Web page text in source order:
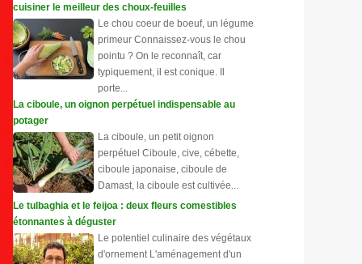
cuisiner le meilleur des choux-feuilles
Le chou coeur de boeuf, un légume
primeur Connaissez-vous le chou
pointu ? On le reconnaît, car
typiquement, il est conique. Il
porte...
La ciboule, un oignon perpétuel indispensable au
potager
La ciboule, un petit oignon
perpétuel Ciboule, cive, cébette,
ciboule japonaise, ciboule de
Damast, la ciboule est cultivée...
Le tulbaghia et le feijoa : deux fleurs comestibles
étonnantes à déguster
Le potentiel culinaire des végétaux
d'ornement L'aménagement d'un